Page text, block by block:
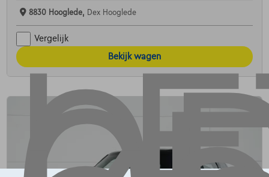
8830 Hooglede, Dex Hooglede
Vergelijk
Bekijk wagen